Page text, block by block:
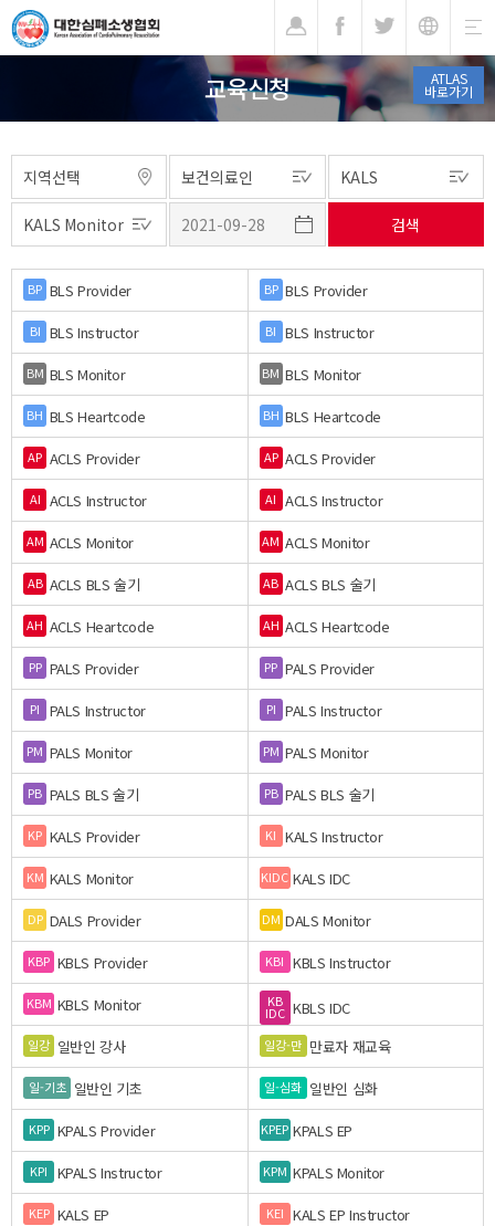
ATLAS
바로가기
교육신청
BP BLS Provider BP BLS Provider
BI BLS Instructor BI BLS Instructor
BM BLS Monitor BM BLS Monitor
BH BLS Heartcode BH BLS Heartcode
AP ACLS Provider AP ACLS Provider
AI ACLS Instructor AI ACLS Instructor
AM ACLS Monitor AM ACLS Monitor
AB ACLS BLS 술기 AB ACLS BLS 술기
AH ACLS Heartcode AH ACLS Heartcode
PP PALS Provider PP PALS Provider
PI PALS Instructor PI PALS Instructor
PM PALS Monitor PM PALS Monitor
PB PALS BLS 술기 PB PALS BLS 술기
KP KALS Provider KI KALS Instructor
KM KALS Monitor KIDC KALS IDC
DP DALS Provider DM DALS Monitor
KBP KBLS Provider KBI KBLS Instructor
KBM KBLS Monitor KB
IDC KBLS IDC
일강 일반인 강사 일강-만 만료자 재교육
일-기초 일반인 기초 일-심화 일반인 심화
KPP KPALS Provider KPEP KPALS EP
KPI KPALS Instructor KPM KPALS Monitor
KEP KALS EP KEI KALS EP Instructor